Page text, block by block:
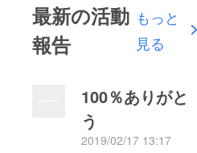
最新の活動
報告
もっと
見る
100％ありがと
う
2019/02/17 13:17